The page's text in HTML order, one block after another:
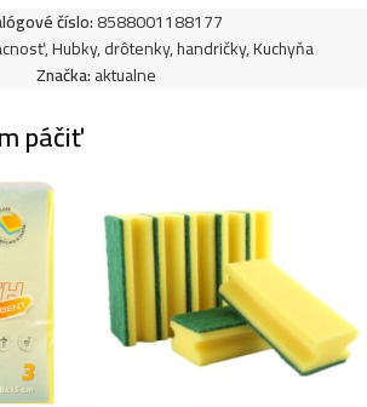
číslo:8588001188177
,Hubky, drôtenky, handričky,Kuchyňa
Značka:aktualne
páčiť